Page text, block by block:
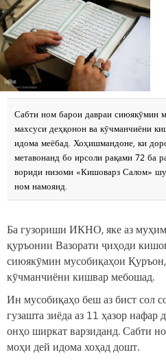
Сабти ном барои давраи сиюякӯмин
махсуси деҳқонон ва кӯчманчиёни
идома меёбад. Хоҳишмандоне, ки
метавонанд бо ирсоли рақами 72 ба
вориди низоми «Кишоварз Салом»
ном намоянд.
Ба гузориши ИКНО, яке аз
қуръонии Вазорати ҷиҳоди
сиюякӯмин мусобиқаҳои
кӯчманчиёни кишвар мебошад.
Ин мусобиқаҳо беш аз бист сол
гузашта зиёда аз 11 ҳазор
онҳо ширкат варзиданд. Сабти
моҳи дей идома хоҳад дошт.